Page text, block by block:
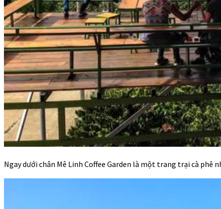
Ngay dưới chân Mê Linh Coffee Garden là một trang trại cà phê